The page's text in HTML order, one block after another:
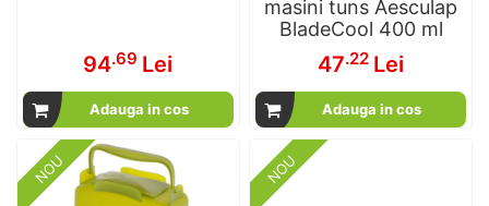
94.69 Lei
Adauga in cos
masini tuns Aesculap
BladeCool 400 ml
47.22 Lei
Adauga in cos
NOU NOU